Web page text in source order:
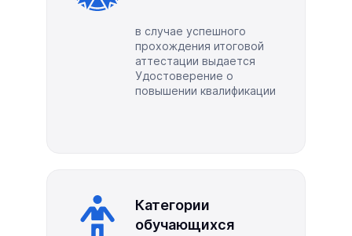
в случае успешного
прохождения итоговой
аттестации выдается
Удостоверение о
повышении квалификации
Категории
обучающихся